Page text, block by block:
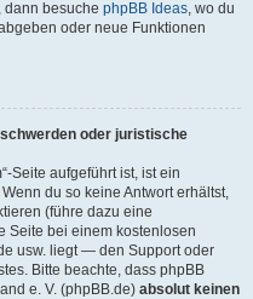
dann besuche phpBB Ideas, wo du
oder neue Funktionen
oder juristische
Seite aufgeführt ist, ist ein
du so keine Antwort erhältst,
(führe dazu eine
Seite bei einem kostenlosen
usw. liegt — den Support oder
Bitte beachte, dass phpBB
e. V. (phpBB.de) absolut keinen